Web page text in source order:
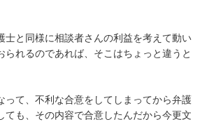
士と同様に相談者さんの利益を考えて動い
られるのであれば、そこはちょっと違うと
って、不利な合意をしてしまってから弁護
ても、その内容で合意したんだから今更文